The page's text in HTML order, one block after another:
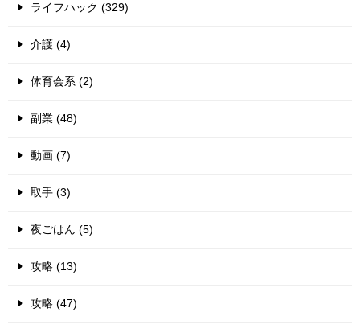
ライフハック (329)
介護 (4)
体育会系 (2)
副業 (48)
動画 (7)
取手 (3)
夜ごはん (5)
攻略 (13)
攻略 (47)